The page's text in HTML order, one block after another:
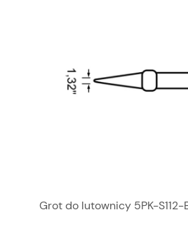
Grot do lutownicy 5PK-